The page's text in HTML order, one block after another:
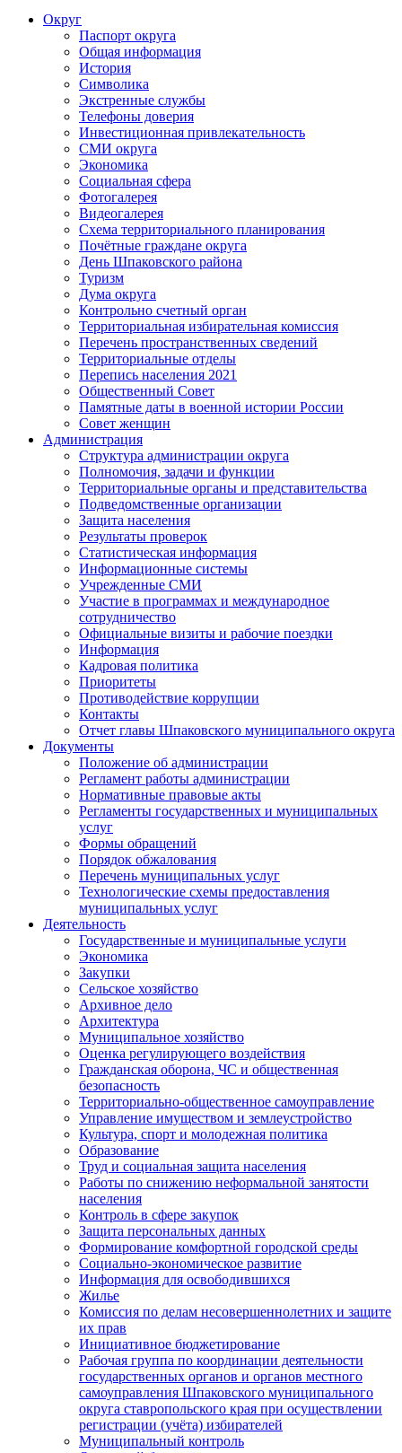
Округ
Паспорт округа
Общая информация
История
Символика
Экстренные службы
Телефоны доверия
Инвестиционная привлекательность
СМИ округа
Экономика
Социальная сфера
Фотогалерея
Видеогалерея
Схема территориального планирования
Почётные граждане округа
День Шпаковского района
Туризм
Дума округа
Контрольно счетный орган
Территориальная избирательная комиссия
Перечень пространственных сведений
Территориальные отделы
Перепись населения 2021
Общественный Совет
Памятные даты в военной истории России
Совет женщин
Администрация
Структура администрации округа
Полномочия, задачи и функции
Территориальные органы и представительства
Подведомственные организации
Защита населения
Результаты проверок
Статистическая информация
Информационные системы
Учрежденные СМИ
Участие в программах и международное
сотрудничество
Официальные визиты и рабочие поездки
Информация
Кадровая политика
Приоритеты
Противодействие коррупции
Контакты
Отчет главы Шпаковского муниципального округа
Документы
Положение об администрации
Регламент работы администрации
Нормативные правовые акты
Регламенты государственных и муниципальных
услуг
Формы обращений
Порядок обжалования
Перечень муниципальных услуг
Технологические схемы предоставления
муниципальных услуг
Деятельность
Государственные и муниципальные услуги
Экономика
Закупки
Сельское хозяйство
Архивное дело
Архитектура
Муниципальное хозяйство
Оценка регулирующего воздействия
Гражданская оборона, ЧС и общественная
безопасность
Территориально-общественное самоуправление
Управление имуществом и землеустройство
Культура, спорт и молодежная политика
Образование
Труд и социальная защита населения
Работы по снижению неформальной занятости
населения
Контроль в сфере закупок
Защита персональных данных
Формирование комфортной городской среды
Социально-экономическое развитие
Информация для освободившихся
Жилье
Комиссия по делам несовершеннолетних и защите
их прав
Инициативное бюджетирование
Рабочая группа по координации деятельности
государственных органов и органов местного
самоуправления Шпаковского муниципального
округа ставропольского края при осуществлении
регистрации (учёта) избирателей
Муниципальный контроль